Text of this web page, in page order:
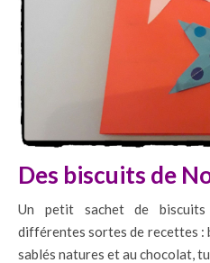
Des biscuits de
Un petit sachet de
différentes sortes de recettes :
sablés natures et au chocolat,